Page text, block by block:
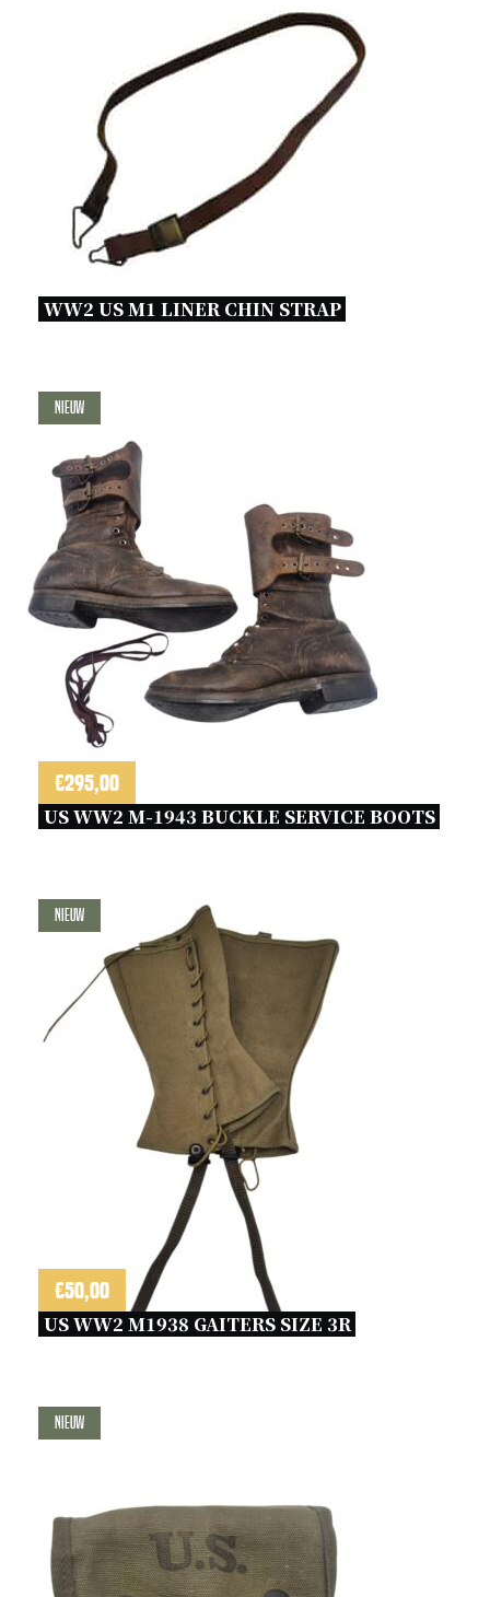
WW2 US M1 LINER CHIN STRAP
Nieuw
€295,00
US WW2 M-1943 BUCKLE SERVICE BOOTS
Nieuw
€50,00
US WW2 M1938 GAITERS SIZE 3R
Nieuw